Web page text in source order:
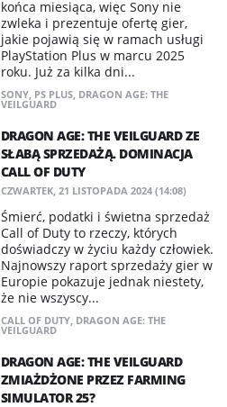
końca miesiąca, więc Sony nie
zwleka i prezentuje ofertę gier,
jakie pojawią się w ramach usługi
PlayStation Plus w marcu 2025
roku. Już za kilka dni...
SONY, PS PLUS, DRAGON AGE: THE
VEILGUARD
DRAGON AGE: THE VEILGUARD ZE
SŁABĄ SPRZEDAŻĄ. DOMINACJA
CALL OF DUTY
CZWARTEK, 21 LISTOPADA 2024 (14:08)
Śmierć, podatki i świetna sprzedaż
Call of Duty to rzeczy, których
doświadczy w życiu każdy człowiek.
Najnowszy raport sprzedaży gier w
Europie pokazuje jednak niestety,
że nie wszyscy...
CALL OF DUTY, DRAGON AGE: THE
VEILGUARD
DRAGON AGE: THE VEILGUARD
ZMIAŻDŻONE PRZEZ FARMING
SIMULATOR 25?